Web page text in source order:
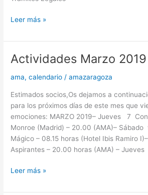
Leer más »
Actividades Marzo 2019
ama,calendario /amazaragoza
Estimados socios,Os dejamos a
para los próximos días de este mes que
emociones: MARZO 2019– Jueves 7
Monroe (Madrid) – 20.00 (AMA)–
Mágico – 08.15 horas (Hotel Ibis Ramiro
Aspirantes – 20.00 horas (AMA) –
Actividades
2019
Leer más »